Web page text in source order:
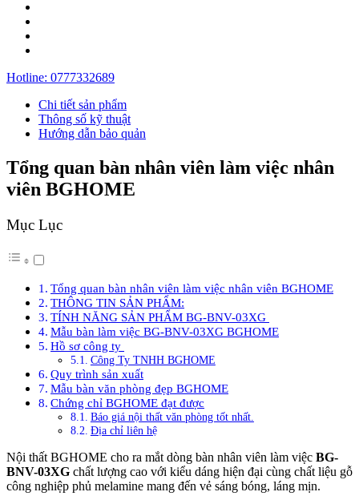
Hotline: 0777332689
Chi tiết sản phẩm
Thông số kỹ thuật
Hướng dẫn bảo quản
Tổng quan bàn nhân viên làm việc nhân
viên BGHOME
Mục Lục
Tổng quan bàn nhân viên làm việc nhân viên BGHOME
THÔNG TIN SẢN PHẨM:
TÍNH NĂNG SẢN PHẨM BG-BNV-03XG
Mẫu bàn làm việc BG-BNV-03XG BGHOME
Hồ sơ công ty
Công Ty TNHH BGHOME
Quy trình sản xuất
Mẫu bàn văn phòng đẹp BGHOME
Chứng chỉ BGHOME đạt được
Báo giá nội thất văn phòng tốt nhất.
Địa chỉ liên hệ
Nội thất BGHOME cho ra mắt dòng bàn nhân viên làm việc BG-
BNV-03XG chất lượng cao với kiểu dáng hiện đại cùng chất liệu gỗ
công nghiệp phủ melamine mang đến vẻ sáng bóng, láng mịn.